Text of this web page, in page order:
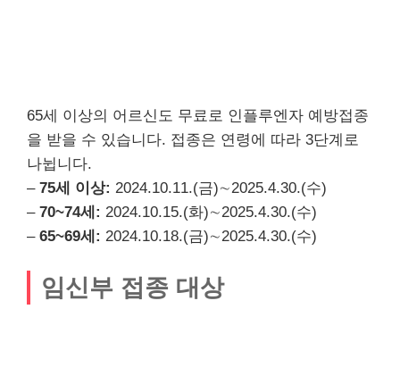
65세 이상의 어르신도 무료로 인플루엔자 예방접종
을 받을 수 있습니다. 접종은 연령에 따라 3단계로
나뉩니다.
– 75세 이상: 2024.10.11.(금)∼2025.4.30.(수)
– 70~74세: 2024.10.15.(화)∼2025.4.30.(수)
– 65~69세: 2024.10.18.(금)∼2025.4.30.(수)
임신부 접종 대상